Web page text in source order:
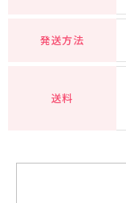
発送方法
送料